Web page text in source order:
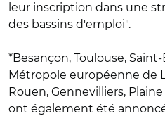
leur inscription dans une
des bassins d'emploi".
*Besançon, Toulouse,
Métropole européenne de
Rouen, Gennevilliers,
ont également été